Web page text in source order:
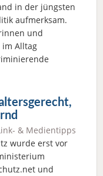
in der jüngsten
aufmerksam.
und
Alltag
& Medientipps
wurde erst vor
und